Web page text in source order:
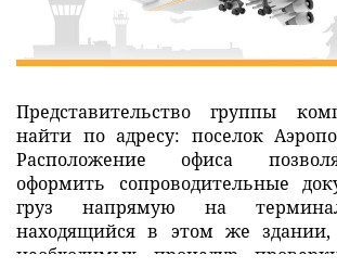
Представительство группы
найти по адресу: поселок
Расположение офиса
оформить сопроводительные
груз напрямую на
находящийся в этом же
необходимых процедур